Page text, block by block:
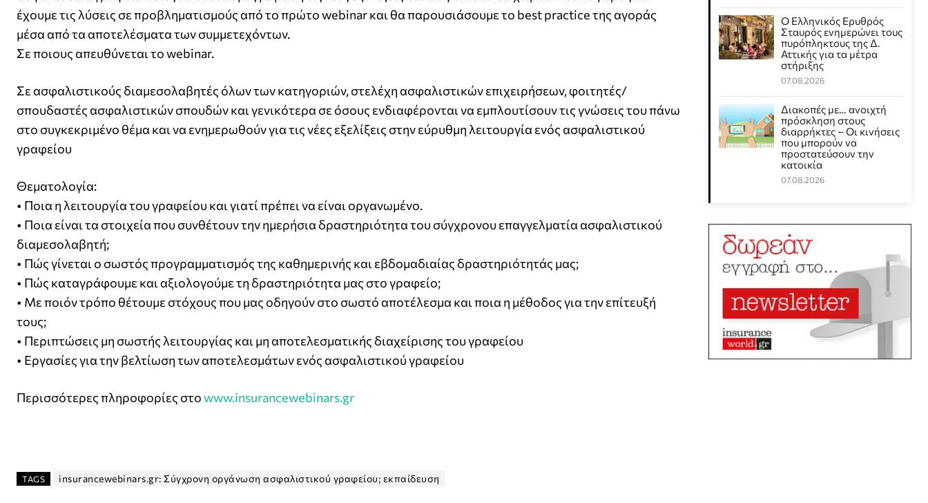
έχουμε τις λύσεις σε προβληματισμούς από το πρώτο webinar και θα παρουσιάσουμε το best practice της αγοράς
μέσα από τα αποτελέσματα των συμμετεχόντων.
Σε ποιους απευθύνεται το webinar.
Σε ασφαλιστικούς διαμεσολαβητές όλων των κατηγοριών, στελέχη ασφαλιστικών επιχειρήσεων, φοιτητές/
σπουδαστές ασφαλιστικών σπουδών και γενικότερα σε όσους ενδιαφέρονται να εμπλουτίσουν τις γνώσεις του πάνω
στο συγκεκριμένο θέμα και να ενημερωθούν για τις νέες εξελίξεις στην εύρυθμη λειτουργία ενός ασφαλιστικού
γραφείου
Θεματολογία:
• Ποια η λειτουργία του γραφείου και γιατί πρέπει να είναι οργανωμένο.
• Ποια είναι τα στοιχεία που συνθέτουν την ημερήσια δραστηριότητα του σύγχρονου επαγγελματία ασφαλιστικού
διαμεσολαβητή;
• Πώς γίνεται ο σωστός προγραμματισμός της καθημερινής και εβδομαδιαίας δραστηριότητάς μας;
• Πώς καταγράφουμε και αξιολογούμε τη δραστηριότητα μας στο γραφείο;
• Με ποιόν τρόπο θέτουμε στόχους που μας οδηγούν στο σωστό αποτέλεσμα και ποια η μέθοδος για την επίτευξή
τους;
• Περιπτώσεις μη σωστής λειτουργίας και μη αποτελεσματικής διαχείρισης του γραφείου
• Εργασίες για την βελτίωση των αποτελεσμάτων ενός ασφαλιστικού γραφείου
Περισσότερες πληροφορίες στοwww.insurancewebinars.gr
TAGS insurancewebinars.gr: Σύγχρονη οργάνωση ασφαλιστικού γραφείου; εκπαίδευση
Ο Ελληνικός Ερυθρός
Σταυρός ενημερώνει τους
πυρόπληκτους της Δ.
Αττικής για τα μέτρα
στήριξης
07.08.2026
Διακοπές με… ανοιχτή
πρόσκληση στους
διαρρήκτες – Οι κινήσεις
που μπορούν να
προστατεύσουν την
κατοικία
07.08.2026